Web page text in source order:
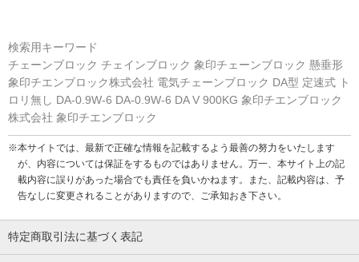
検索用キーワード
チェーンブロック チェインブロック 象印チェーンブロック 懸垂形
象印チエンブロック株式会社 電気チェーンブロック DA型 定速式 ト
ロリ無し DA-0.9W-6 DA-0.9W-6 DA V 900KG 象印チエンブロック
株式会社 象印チエンブロック
※本サイトでは、最新で正確な情報を記載するよう最善の努力をいたします
が、内容については保証をするものではありません。万一、本サイト上の記
載内容に誤りがあった場合でも責任を負いかねます。また、記載内容は、予
告なしに変更されることがありますので、ご承知おき下さい。
特定商取引法に基づく表記